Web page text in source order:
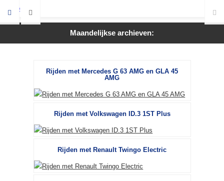
Maandelijkse archieven:
Rijden met Mercedes G 63 AMG en GLA 45
AMG
Rijden met Volkswagen ID.3 1ST Plus
Rijden met Renault Twingo Electric